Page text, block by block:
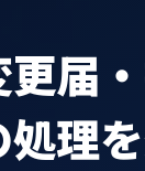
更届
理